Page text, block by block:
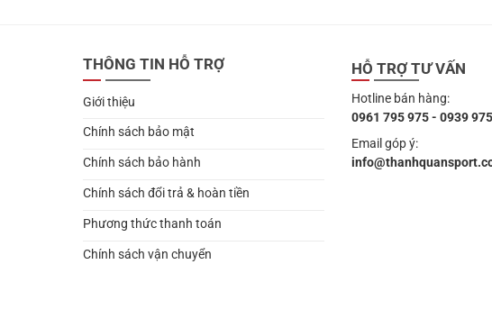
THÔNG TIN HỖ TRỢ
Giới thiệu
Chính sách bảo mật
Chính sách bảo hành
Chính sách đổi trả & hoàn tiền
Phương thức thanh toán
Chính sách vận chuyển
HỖ TRỢ TƯ VẤN
Hotline bán hàng:
0961 795 975 - 0939
Email góp ý: